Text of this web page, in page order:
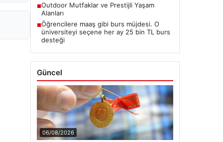
■Outdoor Mutfaklar ve Prestijli Yaşam
Alanları
■Öğrencilere maaş gibi burs müjdesi. O
üniversiteyi seçene her ay 25 bin TL burs
desteği
Güncel
06/08/2026